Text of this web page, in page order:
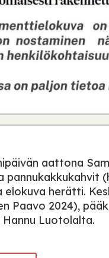
aattona
pannukakkukahvit
elokuva herätti.
Paavo 2024),
Luotolalta.